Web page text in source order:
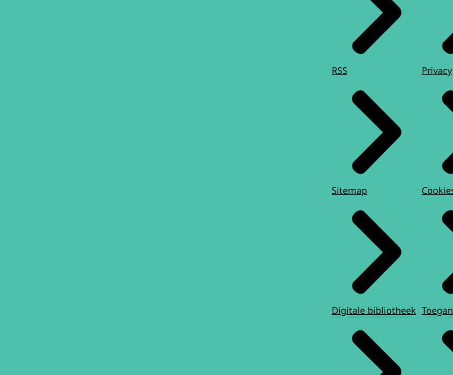
RSS
Sitemap
Digitale bibliotheek
Privacy